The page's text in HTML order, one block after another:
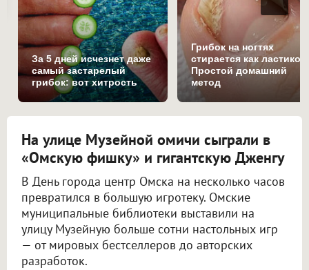
За 5 дней исчезнет даже
самый застарелый
грибок: вот хитрость
Грибок на ногтях
стирается как
Простой домашний
метод
На улице Музейной омичи сыграли в
«Омскую фишку» и гигантскую Дженгу
В День города центр Омска на несколько часов
превратился в большую игротеку. Омские
муниципальные библиотеки выставили на
улицу Музейную больше сотни настольных игр
— от мировых бестселлеров до авторских
разработок.